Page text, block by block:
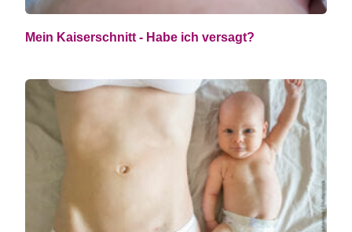
Mein Kaiserschnitt - Habe ich versagt?